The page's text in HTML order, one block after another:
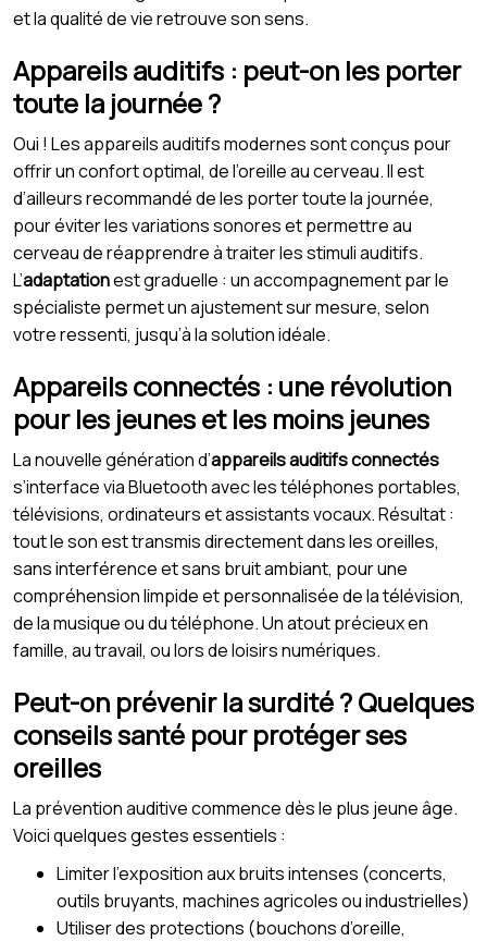
et la qualité de vie retrouve son sens.
Appareils auditifs : peut-on les porter
toute la journée ?
Oui ! Les appareils auditifs modernes sont conçus pour
offrir un confort optimal, de l’oreille au cerveau. Il est
d’ailleurs recommandé de les porter toute la journée,
pour éviter les variations sonores et permettre au
cerveau de réapprendre à traiter les stimuli auditifs.
L’adaptationest graduelle : un accompagnement par le
spécialiste permet un ajustement sur mesure, selon
votre ressenti, jusqu’à la solution idéale.
Appareils connectés : une révolution
pour les jeunes et les moins jeunes
La nouvelle génération d’appareils auditifs connectés
s’interface via Bluetooth avec les téléphones portables,
télévisions, ordinateurs et assistants vocaux. Résultat :
tout le son est transmis directement dans les oreilles,
sans interférence et sans bruit ambiant, pour une
compréhension limpide et personnalisée de la télévision,
de la musique ou du téléphone. Un atout précieux en
famille, au travail, ou lors de loisirs numériques.
Peut-on prévenir la surdité ? Quelques
conseils santé pour protéger ses
oreilles
La prévention auditive commence dès le plus jeune âge.
Voici quelques gestes essentiels :
Limiter l’exposition aux bruits intenses (concerts,
outils bruyants, machines agricoles ou industrielles)
Utiliser des protections (bouchons d’oreille,